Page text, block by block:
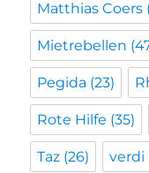
Matthias Coers
Mietrebellen
Pegida (23)
Rote Hilfe (35)
Taz (26) verdi